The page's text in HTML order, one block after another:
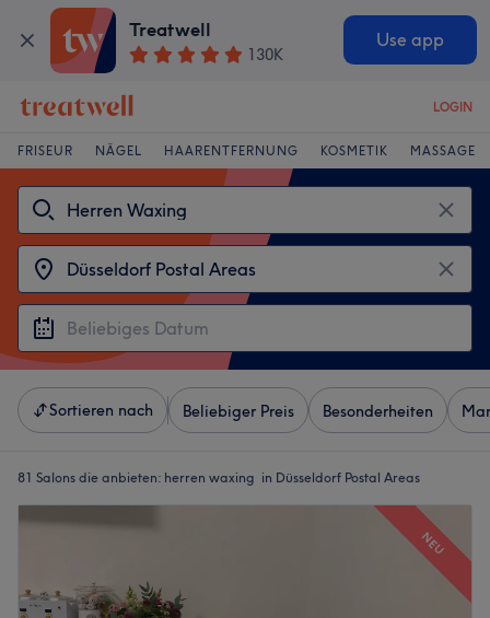
Treatwell
130K
Use app
LOGIN
FRISEUR NÄGEL HAARENTFERNUNG KOSMETIK MASSAGE
Sortieren nach Beliebiger Preis Besonderheiten
81 Salons die anbieten: herren waxing in Düsseldorf Postal Areas
NEU